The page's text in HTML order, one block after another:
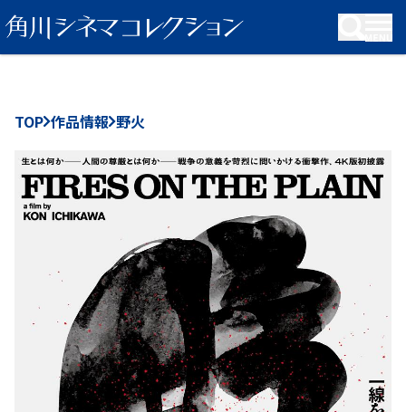
KADOKAWA Group
TOP 作品情報 野火